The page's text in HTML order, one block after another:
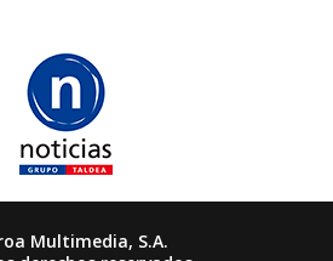
Multimedia, S.A.